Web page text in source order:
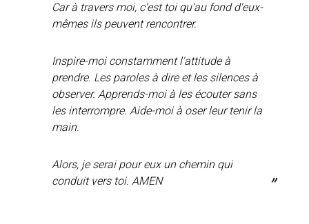
Car à travers moi, c'est toi qu'au fond d'eux-
mêmes ils peuvent rencontrer.
Inspire-moi constamment l'attitude à
prendre. Les paroles à dire et les silences à
observer. Apprends-moi à les écouter sans
les interrompre. Aide-moi à oser leur tenir la
main.
Alors, je serai pour eux un chemin qui
conduit vers toi. AMEN